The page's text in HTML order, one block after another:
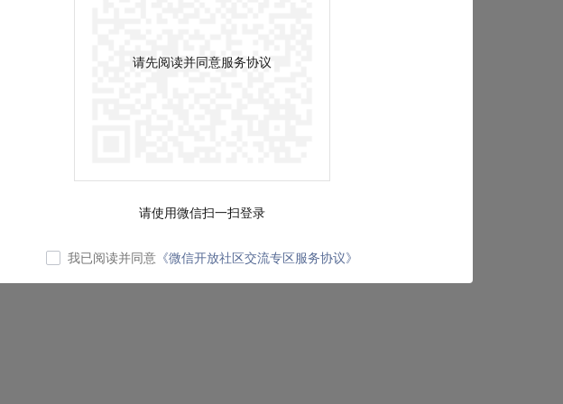
请先阅读并同意服务协议
请使用微信扫一扫登录
我已阅读并同意 《微信开放社区交流专区服务协议》